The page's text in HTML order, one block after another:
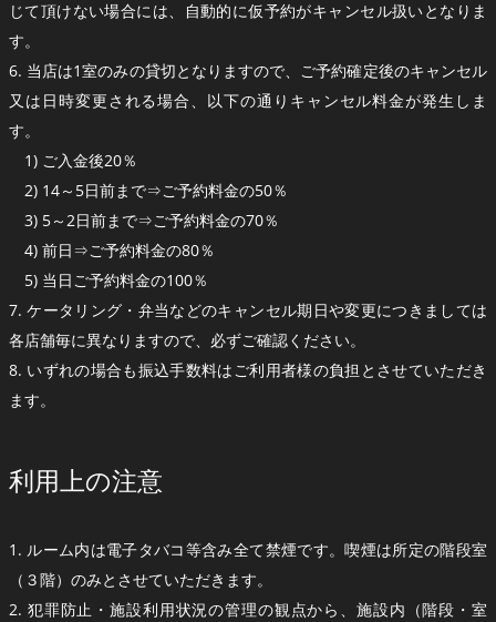
じて頂けない場合には、自動的に仮予約がキャンセル扱いとなりま
す。
6. 当店は1室のみの貸切となりますので、ご予約確定後のキャンセル
又は日時変更される場合、以下の通りキャンセル料金が発生しま
す。
1) ご入金後20％
2) 14～5日前まで⇒ご予約料金の50％
3) 5～2日前まで⇒ご予約料金の70％
4) 前日⇒ご予約料金の80％
5) 当日ご予約料金の100％
7. ケータリング・弁当などのキャンセル期日や変更につきましては
各店舗毎に異なりますので、必ずご確認ください。
8. いずれの場合も振込手数料はご利用者様の負担とさせていただき
ます。
利用上の注意
1. ルーム内は電子タバコ等含み全て禁煙です。喫煙は所定の階段室
（３階）のみとさせていただきます。
2. 犯罪防止・施設利用状況の管理の観点から、施設内（階段・室